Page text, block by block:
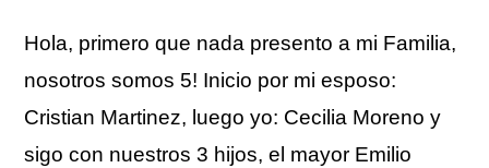
Hola, primero que nada presento a mi Familia,
nosotros somos 5! Inicio por mi esposo:
Cristian Martinez, luego yo: Cecilia Moreno y
sigo con nuestros 3 hijos, el mayor Emilio